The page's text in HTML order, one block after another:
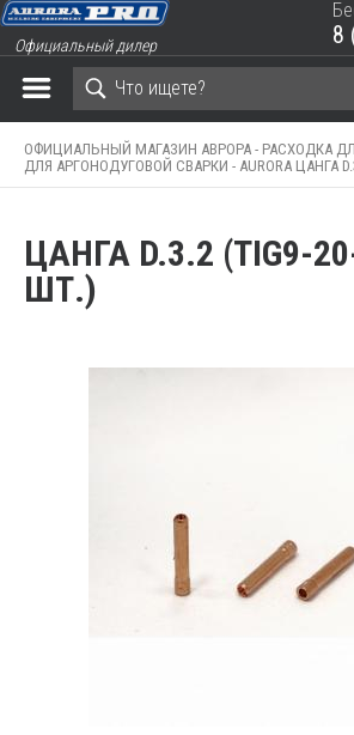
Официальный дилер 8
ОФИЦИАЛЬНЫЙ МАГАЗИН АВРОРА - РАСХОДКА
ДЛЯ АРГОНОДУГОВОЙ СВАРКИ - AURORA ЦАНГА
ЦАНГА D.3.2 (TIG9-
ШТ.)